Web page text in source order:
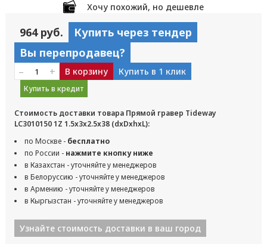
Хочу похожий, но дешевле
964 руб.
Купить через тендер
Вы перепродавец?
– + В корзину Купить в 1 клик
Купить в кредит
Стоимость доставки товара Прямой гравер Tideway
LC3010150 1Z 1.5x3x2.5x38 (dxDxhxL):
по Москве - бесплатно
по России - нажмите кнопку ниже
в Казахстан - уточняйте у менеджеров
в Белоруссию - уточняйте у менеджеров
в Армению - уточняйте у менеджеров
в Кыргызстан - уточняйте у менеджеров
Узнайте стоимость доставки в ваш город